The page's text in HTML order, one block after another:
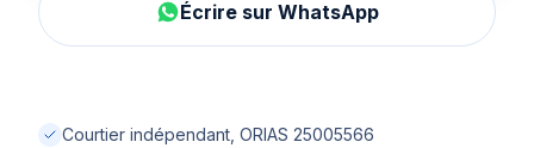
Écrire sur WhatsApp
Courtier indépendant, ORIAS 25005566